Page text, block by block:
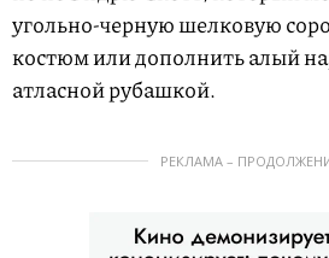
угольно-черную шелковую
костюм или дополнить алый
атласной рубашкой.
РЕКЛАМА –